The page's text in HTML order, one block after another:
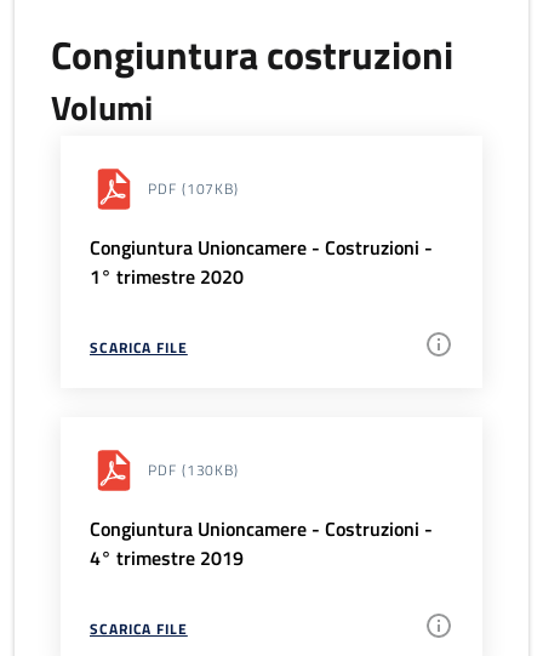
Congiuntura costruzioni
Volumi
PDF (107KB)
Congiuntura Unioncamere - Costruzioni -
1° trimestre 2020
SCARICA FILE
PDF (130KB)
Congiuntura Unioncamere - Costruzioni -
4° trimestre 2019
SCARICA FILE